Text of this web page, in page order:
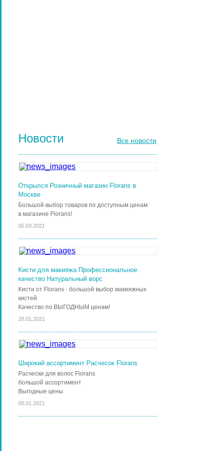
Новости Все новости
Открылся Розничный магазин Florans в
Москве
Большой выбор товаров по доступным ценам
в магазине Florans!
05.03.2021
Кисти для макияжа Профессиональное
качество Натуральный ворс
Кисти от Florans - большой выбор макияжных
кистей
Качество по ВЫГОДНЫМ ценам!
28.01.2021
Широкий ассортимент Расчесок Florans
Расчески для волос Florans
большой ассортимент
Выгодные цены
05.01.2021